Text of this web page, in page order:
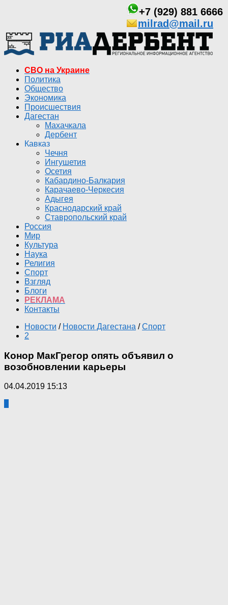
+7 (929) 881 6666
milrad@mail.ru
СВО на Украине
Политика
Общество
Экономика
Происшествия
Дагестан
Махачкала
Дербент
Кавказ
Чечня
Ингушетия
Осетия
Кабардино-Балкария
Карачаево-Черкесия
Адыгея
Краснодарский край
Ставропольский край
Россия
Мир
Культура
Наука
Религия
Спорт
Взгляд
Блоги
РЕКЛАМА
Контакты
Новости / Новости Дагестана / Спорт
2
Конор МакГрегор опять объявил о
возобновлении карьеры
04.04.2019 15:13